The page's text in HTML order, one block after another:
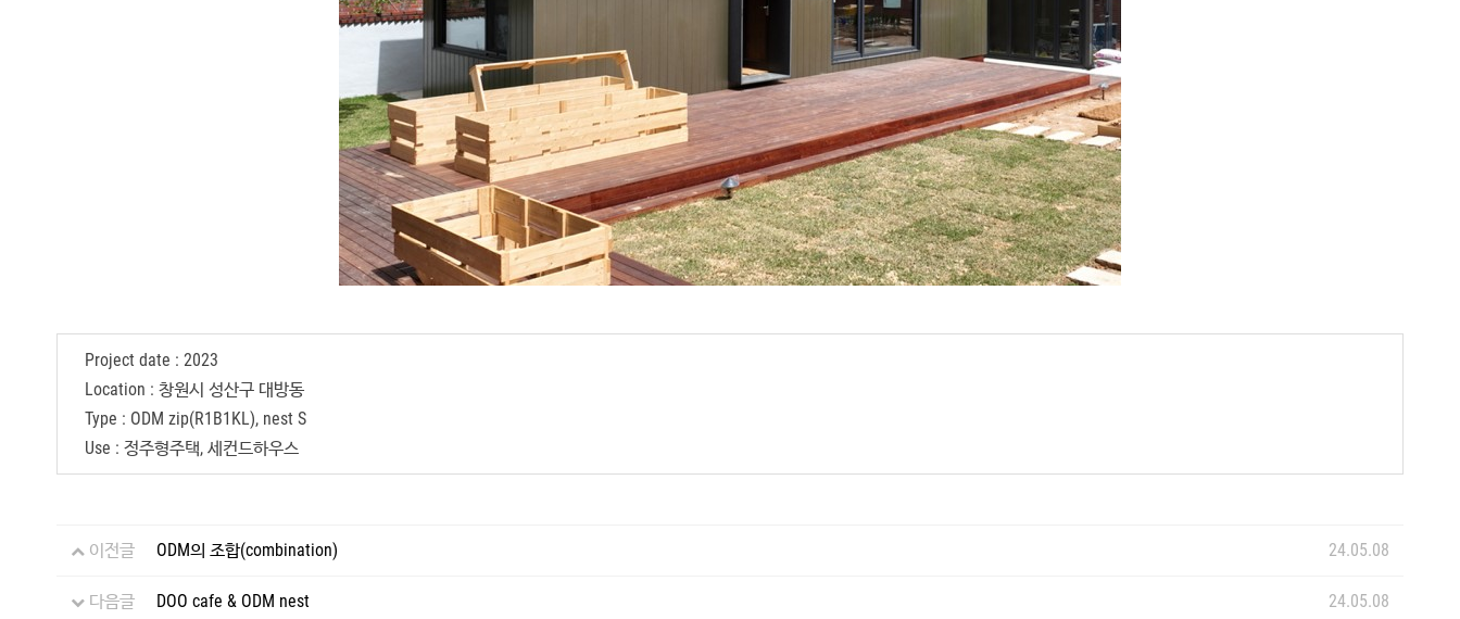
Project date : 2023
Location : 창원시 성산구 대방동
Type : ODM zip(R1B1KL), nest S
Use : 정주형주택, 세컨드하우스
이전글 ODM의 조합(combination) 24.05.08
다음글 DOO cafe & ODM nest 24.05.08